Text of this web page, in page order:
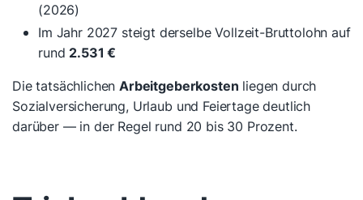
(2026)
Im Jahr 2027 steigt derselbe Vollzeit-Bruttolohn auf
rund2.531 €
Die tatsächlichenArbeitgeberkosten liegen durch
Sozialversicherung, Urlaub und Feiertage deutlich
darüber — in der Regel rund 20 bis 30 Prozent.